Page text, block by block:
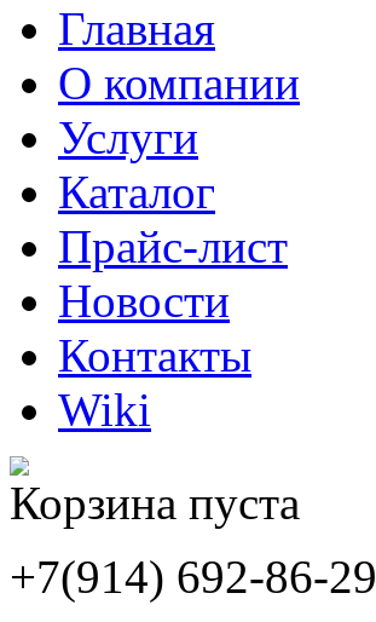
Главная
О компании
Услуги
Каталог
Прайс-лист
Новости
Контакты
Wiki
Корзина пуста
+7(914) 692-86-29